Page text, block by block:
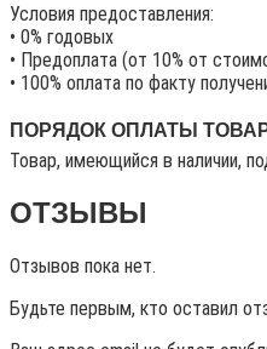
Условия предоставления:
• 0% годовых
• Предоплата (от 10% от
• 100% оплата по факту
ПОРЯДОК ОПЛАТЫ
Товар, имеющийся в наличии,
ОТЗЫВЫ
Отзывов пока нет.
Будьте первым, кто оставил